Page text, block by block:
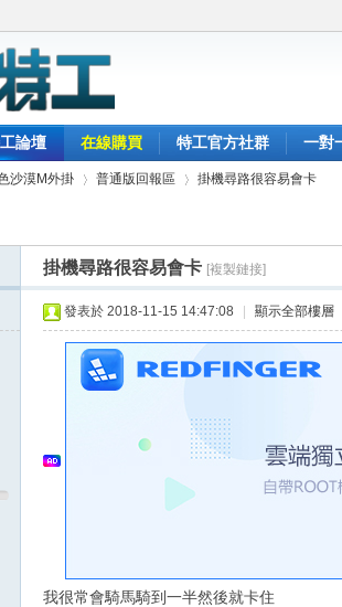
論壇 在線購買 特工官方社群 一對
沙漠M外掛
›
普通版回報區
›
掛機尋路很容易會卡
掛機尋路很容易會卡 [複製鏈接]
發表於 2018-11-15 14:47:08 顯示全部樓層
我很常會騎馬騎到一半然後就卡住